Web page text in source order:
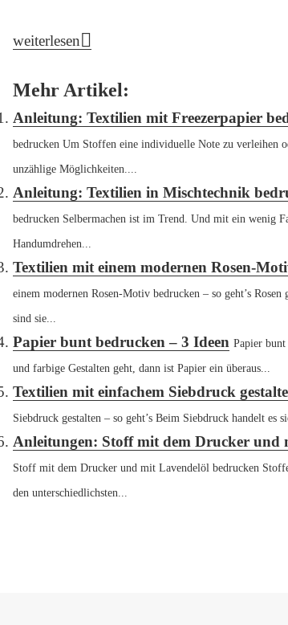
Textilien mit Acrylfarben bedrucken – so
weiterlesen
Mehr Artikel:
Anleitung: Textilien mit Freezerpapier
bedrucken Um Stoffen eine individuelle Note zu verleihen
unzählige Möglichkeiten....
Anleitung: Textilien in Mischtechnik
bedrucken Selbermachen ist im Trend. Und mit ein wenig
Handumdrehen...
Textilien mit einem modernen Rosen-
einem modernen Rosen-Motiv bedrucken – so geht’s
sind sie...
Papier bunt bedrucken – 3 Ideen Papier
und farbige Gestalten geht, dann ist Papier ein überaus...
Textilien mit einfachem Siebdruck
Siebdruck gestalten – so geht’s Beim Siebdruck handelt es
Anleitungen: Stoff mit dem Drucker und
Stoff mit dem Drucker und mit Lavendelöl bedrucken
den unterschiedlichsten...